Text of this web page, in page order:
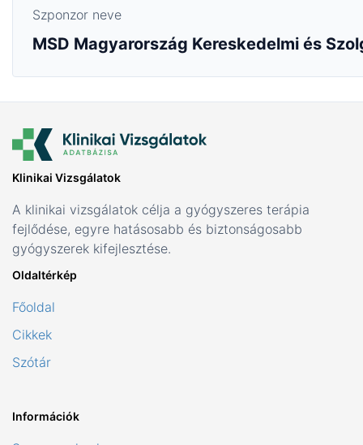
Szponzor neve
MSD Magyarország Kereskedelmi és
Klinikai Vizsgálatok
A klinikai vizsgálatok célja a gyógyszeres terápia
fejlődése, egyre hatásosabb és biztonságosabb
gyógyszerek kifejlesztése.
Oldaltérkép
Főoldal
Cikkek
Szótár
Információk